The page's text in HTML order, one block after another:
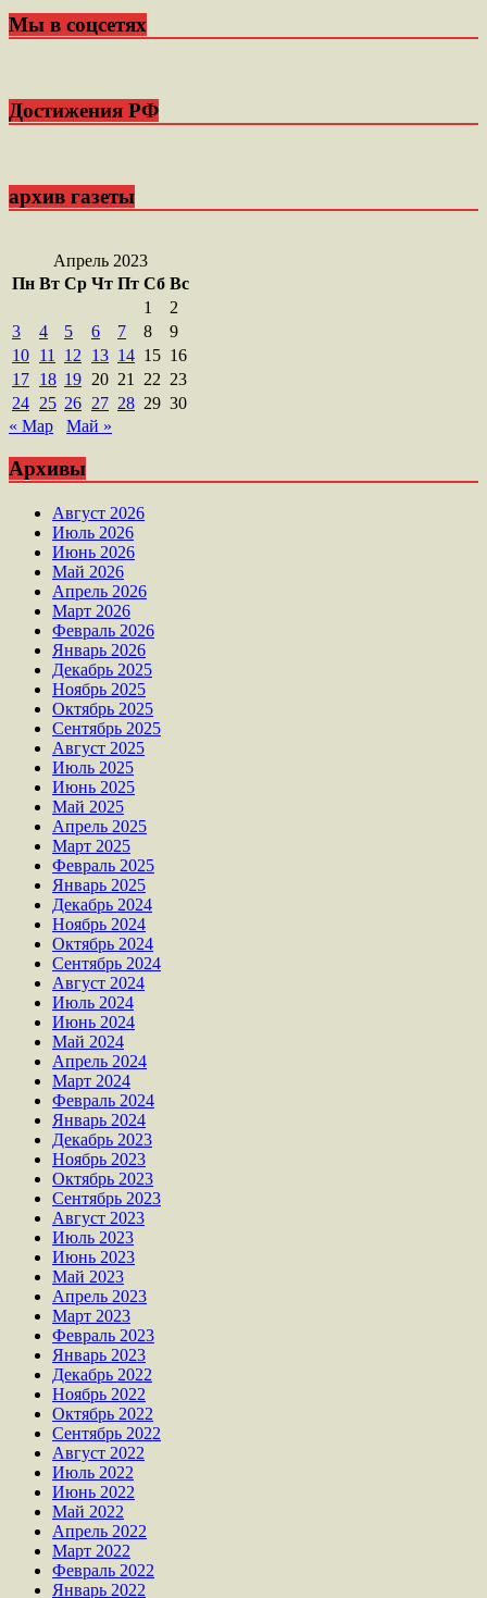
Мы в соцсетях
Достижения РФ
архив газеты
Апрель 2023
Пн Вт Ср Чт Пт Сб Вс
1
2
3
4 5 6 7 8
9
10 11 12 13 14 15 16
17 18 19 20 21 22 23
24 25 26 27 28 29 30
« Мар
Май »
Архивы
Август 2026
Июль 2026
Июнь 2026
Май 2026
Апрель 2026
Март 2026
Февраль 2026
Январь 2026
Декабрь 2025
Ноябрь 2025
Октябрь 2025
Сентябрь 2025
Август 2025
Июль 2025
Июнь 2025
Май 2025
Апрель 2025
Март 2025
Февраль 2025
Январь 2025
Декабрь 2024
Ноябрь 2024
Октябрь 2024
Сентябрь 2024
Август 2024
Июль 2024
Июнь 2024
Май 2024
Апрель 2024
Март 2024
Февраль 2024
Январь 2024
Декабрь 2023
Ноябрь 2023
Октябрь 2023
Сентябрь 2023
Август 2023
Июль 2023
Июнь 2023
Май 2023
Апрель 2023
Март 2023
Февраль 2023
Январь 2023
Декабрь 2022
Ноябрь 2022
Октябрь 2022
Сентябрь 2022
Август 2022
Июль 2022
Июнь 2022
Май 2022
Апрель 2022
Март 2022
Февраль 2022
Январь 2022